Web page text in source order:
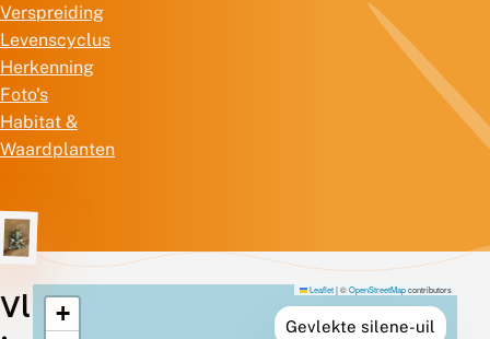
Verspreiding
Levenscyclus
Herkenning
Foto's
Habitat &
Waardplanten
Vl
Verspreiding
Gevlekte silene-uil
+
Leaflet|©OpenStreetMapcontributors